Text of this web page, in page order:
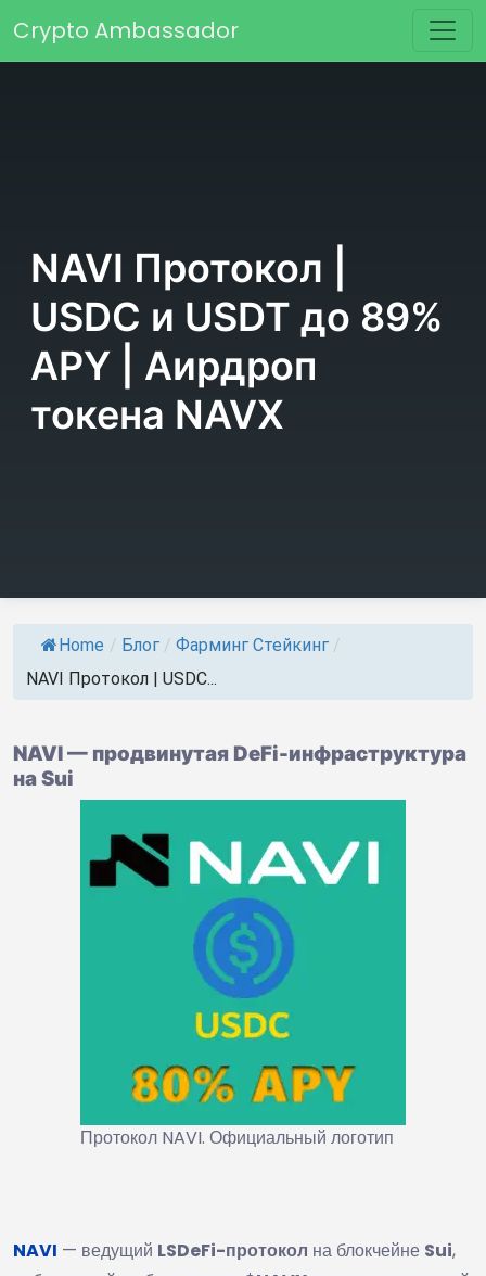
Основная навигация
Crypto Ambassador
NAVI Протокол |
USDC и USDT до 89%
APY | Аирдроп
токена NAVX
Home / Блог / Фарминг Стейкинг /
NAVI Протокол | USDC...
NAVI — продвинутая DeFi-инфраструктура
на Sui
Протокол NAVI. Официальный логотип
NAVI — ведущий LSDeFi-протокол на блокчейне Sui,